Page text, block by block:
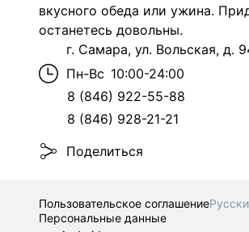
вкусного обеда или ужина.
останетесь довольны.
г. Самара, ул. Вольская, д.
Пн-Вс 10:00-24:00
8 (846) 922-55-88
8 (846) 928-21-21
Поделиться
Пользовательское соглашение
Персональные данные